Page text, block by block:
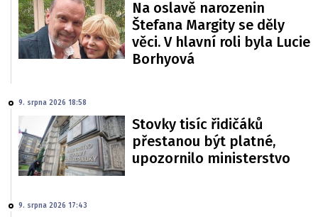
Na oslavě narozenin
Štefana Margity se děly
věci. V hlavní roli byla Lucie
Borhyová
9. srpna 2026 18:58
Stovky tisíc řidičáků
přestanou být platné,
upozornilo ministerstvo
9. srpna 2026 17:43